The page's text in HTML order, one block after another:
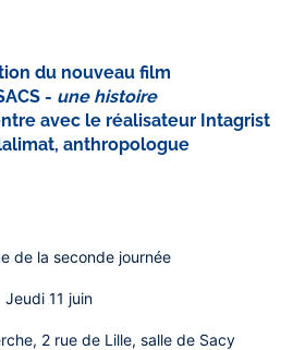
du nouveau film
- une histoire
avec le réalisateur Intagrist
anthropologue
de la seconde journée
Jeudi 11 juin
2 rue de Lille, salle de Sacy